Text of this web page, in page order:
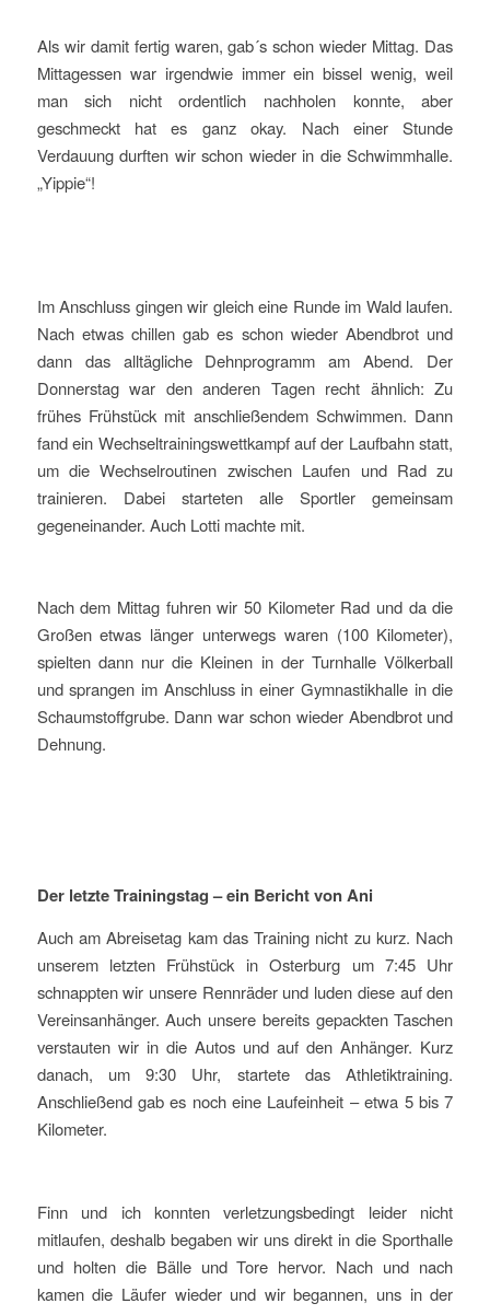
Als wir damit fertig waren, gab´s schon wieder Mittag. Das
Mittagessen war irgendwie immer ein bissel wenig, weil
man sich nicht ordentlich nachholen konnte, aber
geschmeckt hat es ganz okay. Nach einer Stunde
Verdauung durften wir schon wieder in die Schwimmhalle.
„Yippie“!
Im Anschluss gingen wir gleich eine Runde im Wald laufen.
Nach etwas chillen gab es schon wieder Abendbrot und
dann das alltägliche Dehnprogramm am Abend. Der
Donnerstag war den anderen Tagen recht ähnlich: Zu
frühes Frühstück mit anschließendem Schwimmen. Dann
fand ein Wechseltrainingswettkampf auf der Laufbahn statt,
um die Wechselroutinen zwischen Laufen und Rad zu
trainieren. Dabei starteten alle Sportler gemeinsam
gegeneinander. Auch Lotti machte mit.
Nach dem Mittag fuhren wir 50 Kilometer Rad und da die
Großen etwas länger unterwegs waren (100 Kilometer),
spielten dann nur die Kleinen in der Turnhalle Völkerball
und sprangen im Anschluss in einer Gymnastikhalle in die
Schaumstoffgrube. Dann war schon wieder Abendbrot und
Dehnung.
Der letzte Trainingstag – ein Bericht von Ani
Auch am Abreisetag kam das Training nicht zu kurz. Nach
unserem letzten Frühstück in Osterburg um 7:45 Uhr
schnappten wir unsere Rennräder und luden diese auf den
Vereinsanhänger. Auch unsere bereits gepackten Taschen
verstauten wir in die Autos und auf den Anhänger. Kurz
danach, um 9:30 Uhr, startete das Athletiktraining.
Anschließend gab es noch eine Laufeinheit – etwa 5 bis 7
Kilometer.
Finn und ich konnten verletzungsbedingt leider nicht
mitlaufen, deshalb begaben wir uns direkt in die Sporthalle
und holten die Bälle und Tore hervor. Nach und nach
kamen die Läufer wieder und wir begannen, uns in der